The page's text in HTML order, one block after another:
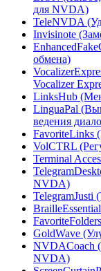
для NVDA)
TeleNVDA
Invisinote
обмена)
Vocalizer
LinksHub
LinguaPal
ведения
FavoriteLinks
VolCTRL
Terminal
NVDA)
TelegramJusti
GoldWave
NVDACoach
NVDA)